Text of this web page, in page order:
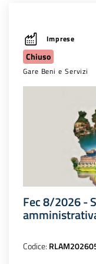
Imprese
Chiuso
Gare Beni e Servizi
Fec 8/2026 -
Codice: